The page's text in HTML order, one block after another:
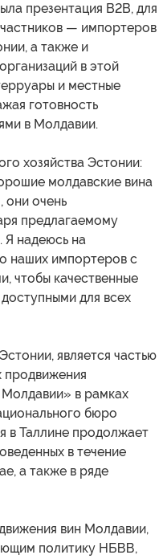
презентация B2B, для
— импортеров
а также и
в этой
и местные
готовность
в Молдавии.
хозяйства Эстонии:
молдавские вина
они очень
предлагаемому
Я надеюсь на
наших импортеров с
чтобы качественные
для всех
является частью
продвижения
в рамках
бюро
в Таллине продолжает
в течение
а также в ряде
вин Молдавии,
политику НБВВ,